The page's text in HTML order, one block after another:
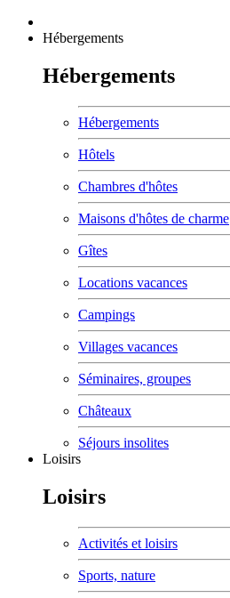
Hébergements
Hébergements
Hébergements
Hôtels
Chambres d'hôtes
Maisons d'hôtes de charme
Gîtes
Locations vacances
Campings
Villages vacances
Séminaires, groupes
Châteaux
Séjours insolites
Loisirs
Loisirs
Activités et loisirs
Sports, nature